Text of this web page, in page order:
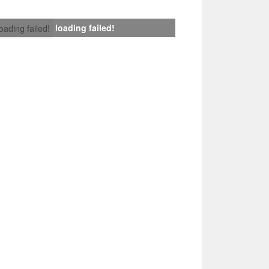
failed! loading failed!